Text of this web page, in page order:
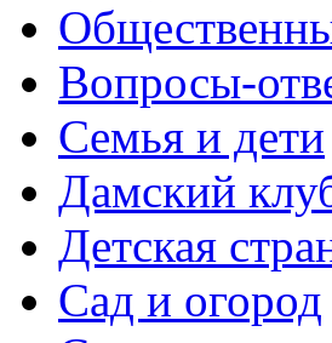
Вопросы-
Семья и дети
Дамский
Детская
Сад и огород